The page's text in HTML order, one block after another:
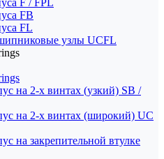
F / FPL
FB
FL
узлы UCFL
на 2-х винтах (узкий) SB /
на 2-х винтах (широкий) UC
на закрепительной втулке